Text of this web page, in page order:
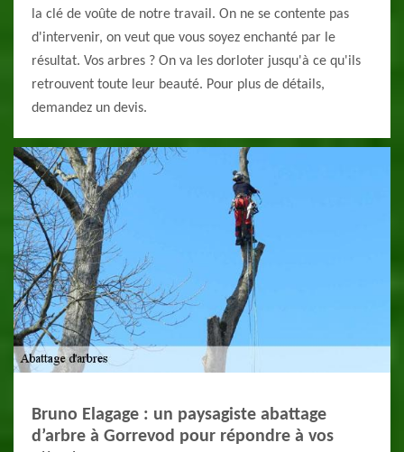
la clé de voûte de notre travail. On ne se contente pas
d'intervenir, on veut que vous soyez enchanté par le
résultat. Vos arbres ? On va les dorloter jusqu'à ce qu'ils
retrouvent toute leur beauté. Pour plus de détails,
demandez un devis.
Bruno Elagage : un paysagiste abattage
d’arbre à Gorrevod pour répondre à vos